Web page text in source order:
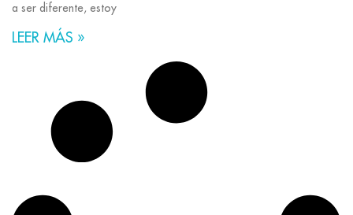
a ser diferente, estoy
LEER MÁS »